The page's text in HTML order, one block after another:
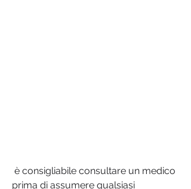
prima di assumere qualsiasi